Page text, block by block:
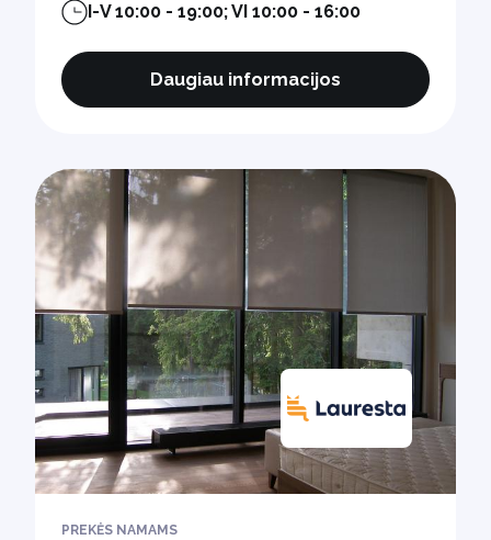
I-V 10:00 - 19:00; VI 10:00 - 16:00
Daugiau informacijos
PREKĖS NAMAMS